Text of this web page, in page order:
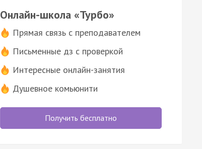
Онлайн-школа «Турбо»
Прямая связь с преподавателем
Письменные дз с проверкой
Интересные онлайн-занятия
Душевное комьюнити
Получить бесплатно